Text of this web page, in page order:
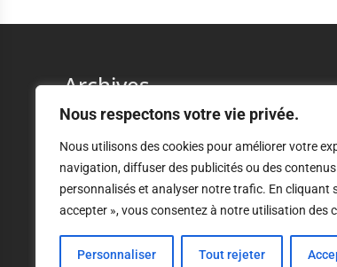
Nous respectons votre vie privée.
Nous utilisons des cookies pour améliorer votre
navigation, diffuser des publicités ou des contenus
personnalisés et analyser notre trafic. En cliquant
accepter », vous consentez à notre utilisation des
Personnaliser Tout rejeter
Archives
décembre 2023